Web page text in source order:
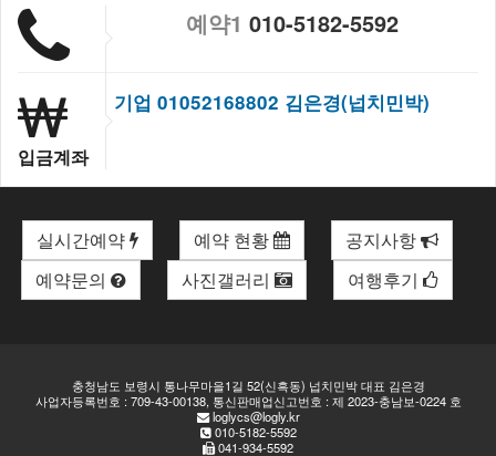
예약1 010-5182-5592
입금계좌
기업 01052168802 김은경(넙치민박)
실시간예약 예약 현황
공지사항
예약문의
사진갤러리 여행후기
충청남도 보령시 통나무마을1길 52(신흑동) 넙치민박 대표 김은경
사업자등록번호 : 709-43-00138, 통신판매업신고번호 : 제 2023-충남보-0224 호
loglycs@logly.kr
010-5182-5592
041-934-5592